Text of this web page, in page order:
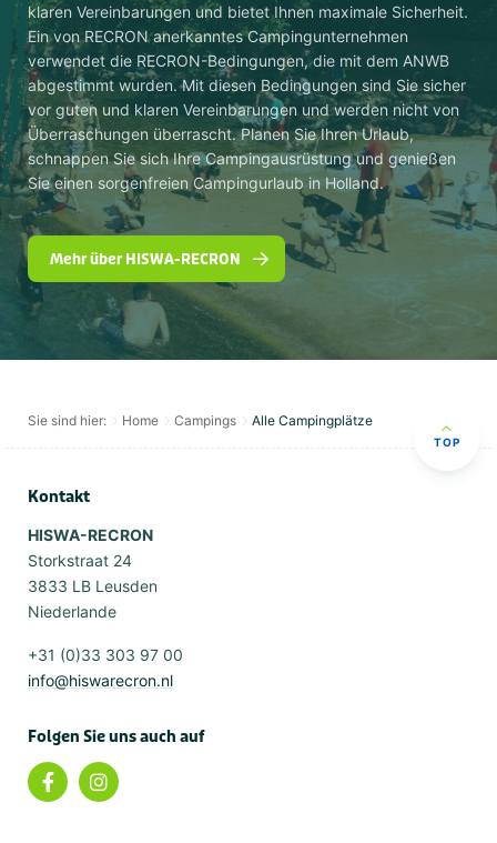
klaren Vereinbarungen und bietet Ihnen maximale Sicherheit.
Ein von RECRON anerkanntes Campingunternehmen
verwendet die RECRON-Bedingungen, die mit dem ANWB
abgestimmt wurden. Mit diesen Bedingungen sind Sie sicher
vor guten und klaren Vereinbarungen und werden nicht von
Überraschungen überrascht. Planen Sie Ihren Urlaub,
schnappen Sie sich Ihre Campingausrüstung und genießen
Sie einen sorgenfreien Campingurlaub in Holland.
Mehr über HISWA-RECRON
Sie sind hier: Home Campings Alle Campingplätze
TOP
Kontakt
HISWA-RECRON
Storkstraat 24
3833 LB Leusden
Niederlande
+31 (0)33 303 97 00
info@hiswarecron.nl
Folgen Sie uns auch auf